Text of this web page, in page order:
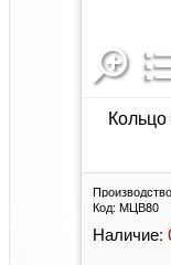
Код: МЦВ80
Наличие: